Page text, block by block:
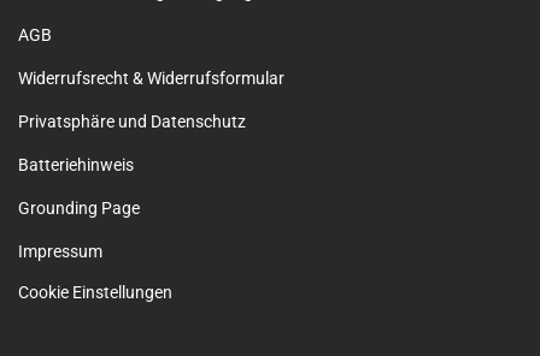
AGB
Widerrufsrecht & Widerrufsformular
Privatsphäre und Datenschutz
Batteriehinweis
Grounding Page
Impressum
Cookie Einstellungen